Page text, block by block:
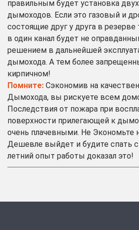
правильным будет установка
дымоходов. Если это газовый и
состоящие друг у друга в
в один канал будет не
решением в дальнейшей
дымохода. А тем более
кирпичном!
Помните: Сэкономив на
Дымохода, вы рискуете всем
Последствия от пожара при
поверхности прилегающей к
очень плачевными. Не Экономьте
Дешевле выйдет и будите спать
летний опыт работы доказал это!